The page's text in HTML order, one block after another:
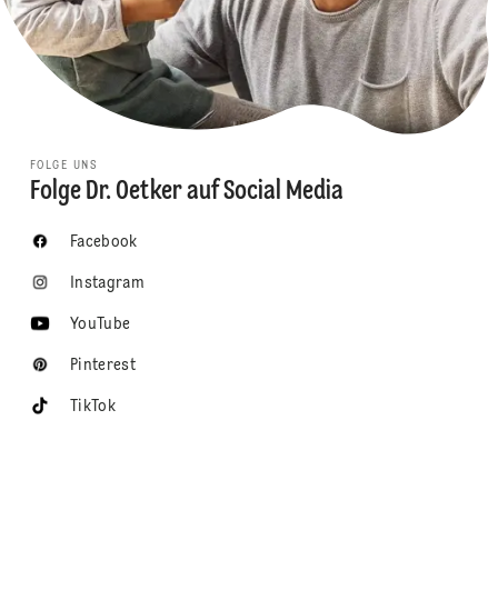
FOLGE UNS
Folge Dr. Oetker auf Social Media
Facebook
Instagram
YouTube
Pinterest
TikTok